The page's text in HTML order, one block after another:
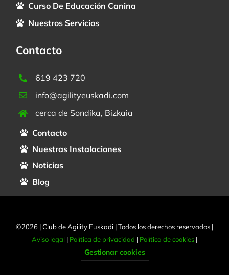
Curso De Educación Canina
Nuestros Servicios
Contacto
619 423 720
info@agilityeuskadi.com
cerca de Sondika, Bizkaia
Contacto
Nuestras Instalaciones
Noticias
Blog
©2026 | Club de Agility Euskadi | Todos los derechos reservados |
Aviso legal | Política de privacidad | Política de cookies |
Gestionar cookies